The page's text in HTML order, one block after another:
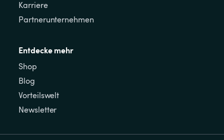
Karriere
Partnerunternehmen
Entdecke mehr
Shop
Blog
Vorteilswelt
Newsletter